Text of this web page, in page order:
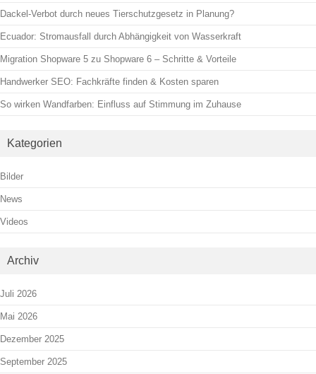
Dackel-Verbot durch neues Tierschutzgesetz in Planung?
Ecuador: Stromausfall durch Abhängigkeit von Wasserkraft
Migration Shopware 5 zu Shopware 6 – Schritte & Vorteile
Handwerker SEO: Fachkräfte finden & Kosten sparen
So wirken Wandfarben: Einfluss auf Stimmung im Zuhause
Kategorien
Bilder
News
Videos
Archiv
Juli 2026
Mai 2026
Dezember 2025
September 2025